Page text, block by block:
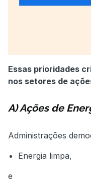
Essas prioridades
nos setores de
A) Ações de
Administrações
Energia limpa,
e